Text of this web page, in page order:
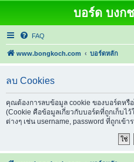
บอร์ด บงก
FAQ
www.bongkoch.com บอร์ดหลัก
ลบ Cookies
คุณต้องการลบข้อมูล cookie ของบอร์ดหรื
(Cookie คือข้อมูลเกี่ยวกับบอร์ดที่ถูกเก็บ
ต่างๆ เช่น username, password ที่ถูกเข้า